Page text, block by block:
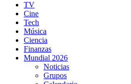
TV
Cine
Tech
Música
Ciencia
Finanzas
Mundial 2026
Noticias
Grupos